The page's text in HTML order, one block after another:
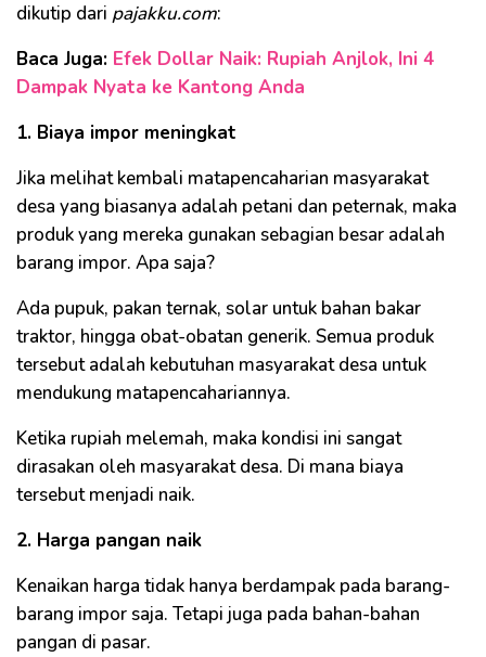
dikutip dari pajakku.com:
Baca Juga: Efek Dollar Naik: Rupiah Anjlok, Ini 4
Dampak Nyata ke Kantong Anda
1. Biaya impor meningkat
Jika melihat kembali matapencaharian masyarakat
desa yang biasanya adalah petani dan peternak, maka
produk yang mereka gunakan sebagian besar adalah
barang impor. Apa saja?
Ada pupuk, pakan ternak, solar untuk bahan bakar
traktor, hingga obat-obatan generik. Semua produk
tersebut adalah kebutuhan masyarakat desa untuk
mendukung matapencahariannya.
Ketika rupiah melemah, maka kondisi ini sangat
dirasakan oleh masyarakat desa. Di mana biaya
tersebut menjadi naik.
2. Harga pangan naik
Kenaikan harga tidak hanya berdampak pada barang-
barang impor saja. Tetapi juga pada bahan-bahan
pangan di pasar.